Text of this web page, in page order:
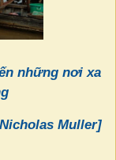
những nơi xa
Muller]